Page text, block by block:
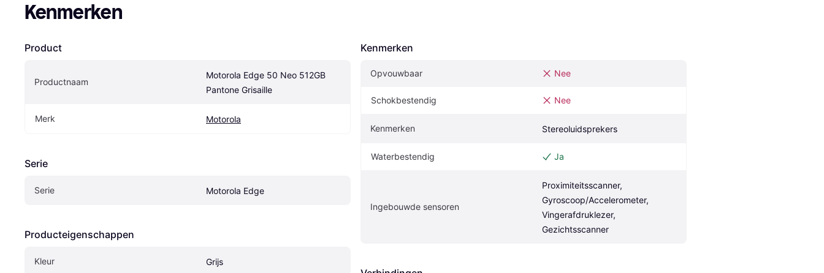
Kenmerken
Product
Productnaam
Motorola Edge 50 Neo 512GB
Pantone Grisaille
Merk Motorola
Serie
Serie Motorola Edge
Producteigenschappen
Kleur Grijs
Kenmerken
Opvouwbaar Nee
Schokbestendig Nee
Kenmerken Stereoluidsprekers
Waterbestendig Ja
Ingebouwde sensoren
Proximiteitsscanner,
Gyroscoop/Accelerometer,
Vingerafdruklezer,
Gezichtsscanner